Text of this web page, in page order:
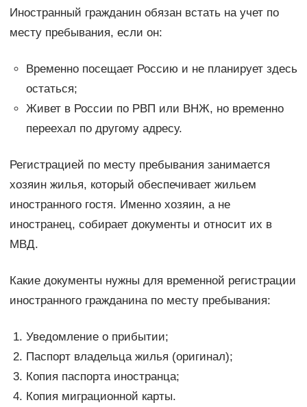
Иностранный гражданин обязан встать на учет по
месту пребывания, если он:
Временно посещает Россию и не планирует здесь
остаться;
Живет в России по РВП или ВНЖ, но временно
переехал по другому адресу.
Регистрацией по месту пребывания занимается
хозяин жилья, который обеспечивает жильем
иностранного гостя. Именно хозяин, а не
иностранец, собирает документы и относит их в
МВД.
Какие документы нужны для временной регистрации
иностранного гражданина по месту пребывания:
Уведомление о прибытии;
Паспорт владельца жилья (оригинал);
Копия паспорта иностранца;
Копия миграционной карты.